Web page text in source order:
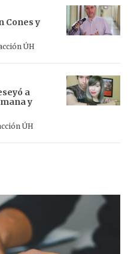
Cones y
ÚH
a
y
ÚH